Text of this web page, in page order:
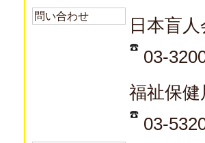
問い合わせ
日本盲
03-
福祉保
03-